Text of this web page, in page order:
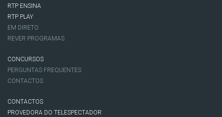
RTP ENSINA
RTP PLAY
EM DIRETO
REVER PROGRAMAS
CONCURSOS
PERGUNTAS FREQUENTES
CONTACTOS
CONTACTOS
PROVEDORA DO TELESPECTADOR